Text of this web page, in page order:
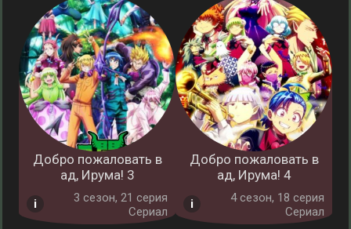
Добро пожаловать в
ад, Ирума! 3
3 cезон, 21 серия
Сериал
Добро пожаловать в
ад, Ирума! 4
4 cезон, 18 серия
Сериал